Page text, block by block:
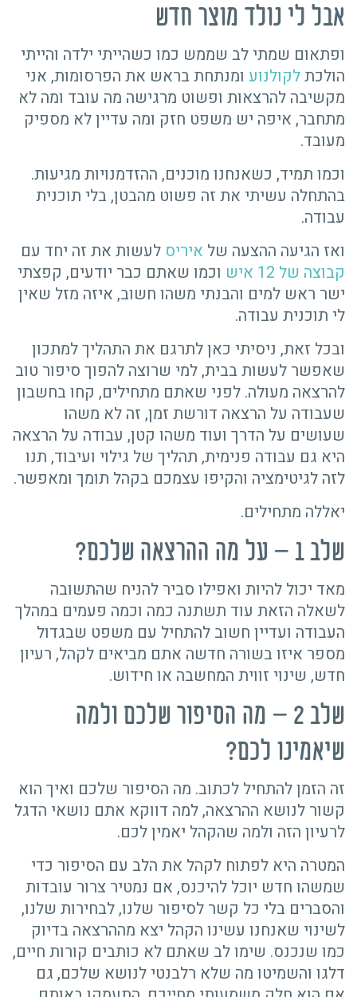
אבל לי נולד מוצר חדש
ופתאום שמתי לב שממש כמו כשהייתי ילדה והייתי
הולכתלקולנוע ומנתחת בראש את הפרסומות, אני
מקשיבה להרצאות ופשוט מרגישה מה עובד ומה לא
מתחבר, איפה יש משפט חזק ומה עדיין לא מספיק
מעובד.
וכמו תמיד, כשאנחנו מוכנים, ההזדמנויות מגיעות.
בהתחלה עשיתי את זה פשוט מהבטן, בלי תוכנית
עבודה.
ואז הגיעה ההצעה של איריס לעשות את זה יחד עם
קבוצה של 12 איש
וכמו שאתם כבר יודעים, קפצתי
ישר ראש למים והבנתי משהו חשוב, איזה מזל שאין
לי תוכנית עבודה.
ובכל זאת, ניסיתי כאן לתרגם את התהליך למתכון
שאפשר לעשות בבית, למי שרוצה להפוך סיפור טוב
להרצאה מעולה. לפני שאתם מתחילים, קחו בחשבון
שעבודה על הרצאה דורשת זמן, זה לא משהו
שעושים על הדרך ועוד משהו קטן, עבודה על הרצאה
היא גם עבודה פנימית, תהליך של גילוי ועיבוד, תנו
לזה לגיטימציה והקיפו עצמכם בקהל תומך ומאפשר.
יאללה מתחילים.
שלב 1 – על מה ההרצאה שלכם?
מאד יכול להיות ואפילו סביר להניח שהתשובה
לשאלה הזאת עוד תשתנה כמה וכמה פעמים במהלך
העבודה ועדיין חשוב להתחיל עם משפט שבגדול
מספר איזו בשורה חדשה אתם מביאים לקהל, רעיון
חדש, שינוי זווית המחשבה או חידוש.
שלב 2 – מה הסיפור שלכם ולמה
שיאמינו לכם?
זה הזמן להתחיל לכתוב. מה הסיפור שלכם ואיך הוא
קשור לנושא ההרצאה, למה דווקא אתם נושאי הדגל
לרעיון הזה ולמה שהקהל יאמין לכם.
המטרה היא לפתוח לקהל את הלב עם הסיפור כדי
שמשהו חדש יוכל להיכנס, אם נמטיר צרור עובדות
והסברים בלי כל קשר לסיפור שלנו, לבחירות שלנו,
לשינוי שאנחנו עשינו הקהל יצא מההרצאה בדיוק
כמו שנכנס. שימו לב שאתם לא כותבים קורות חיים,
דלגו והשמיטו מה שלא רלבנטי לנושא שלכם, גם